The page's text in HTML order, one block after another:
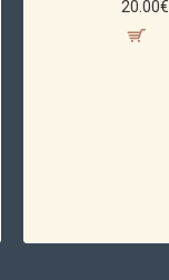
20.00€